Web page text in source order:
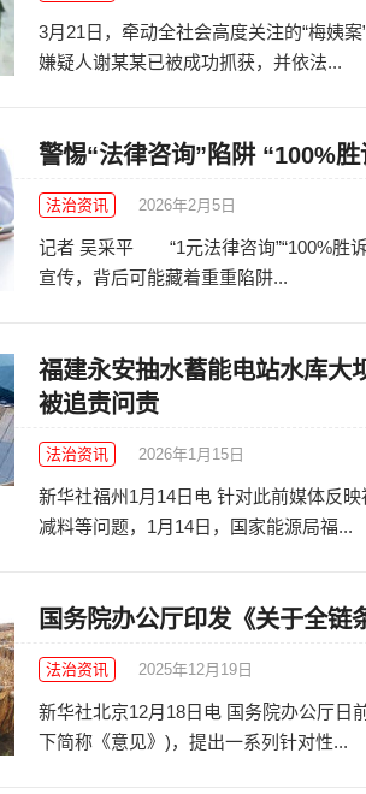
3月21日，牵动全社会高度关注的“梅姨
嫌疑人谢某某已被成功抓获，并依法...
警惕“法律咨询”陷阱 “100%
法治资讯 2026年2月5日
记者 吴采平 “1元法律咨询”“100%胜
宣传，背后可能藏着重重陷阱...
福建永安抽水蓄能电站水库大
被追责问责
法治资讯 2026年1月15日
新华社福州1月14日电 针对此前媒体反
减料等问题，1月14日，国家能源局福...
国务院办公厅印发《关于全链
法治资讯 2025年12月19日
新华社北京12月18日电 国务院办公厅日
下简称《意见》)，提出一系列针对性...